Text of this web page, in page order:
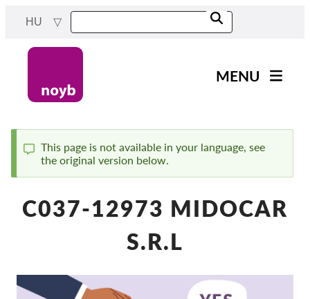
content
HU
navigation
MENU
Ügyek Tásaságonként
Reports & Resources
Exercise your rights!
Status
message
This page is not available in your language, see
the original version below.
C037-12973 MIDOCAR
S.R.L